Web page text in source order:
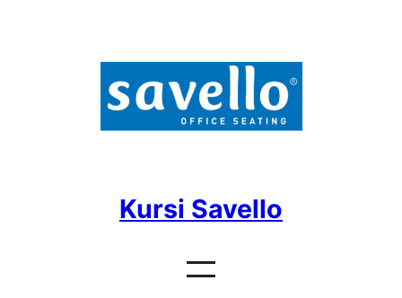
Kursi Savello